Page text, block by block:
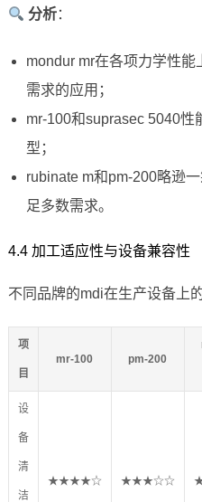
分析：
mondur mr在各项力学性
需求的应用；
mr-100和suprasec 5040性
型；
rubinate m和pm-200略逊
足多数需求。
4.4 加工适应性与设备兼容性
不同品牌的mdi在生产设备上
项
目
mr-100 pm-200
设
备
清
洁
★★★★☆ ★★★☆☆